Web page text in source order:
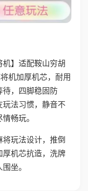
机】适配鞍山穷胡
机加厚机芯，耐用
待，四脚稳固防
法习惯，静音不
畅玩。
玩法设计，推倒
厚机芯抗造，洗牌
坐。